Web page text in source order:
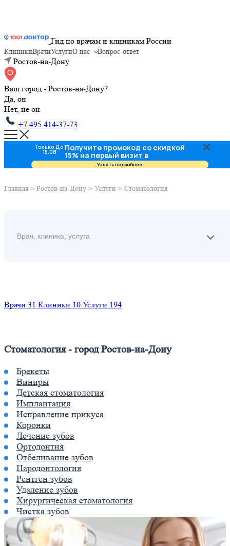
Гид по врачам и клиникам России
КлиникиВрачиУслугиО нас Вопрос-ответ
Ростов-на-Дону
Ваш город - Ростов-на-Дону?
Да, он
Нет, не он
+7 495 414-37-73
Главная > Ростов-на-Дону > Услуги > Стоматология
Врачи 31 Клиники 10 Услуги 194
Стоматология - город Ростов-на-Дону
Брекеты
Виниры
Детская стоматология
Имплантация
Исправление прикуса
Коронки
Лечение зубов
Ортодонтия
Отбеливание зубов
Пародонтология
Рентген зубов
Удаление зубов
Хирургическая стоматология
Чистка зубов
Только До
15.08 Получите промокод со скидкой
15% на первый визит в
стоматологию
Узнать подробнее